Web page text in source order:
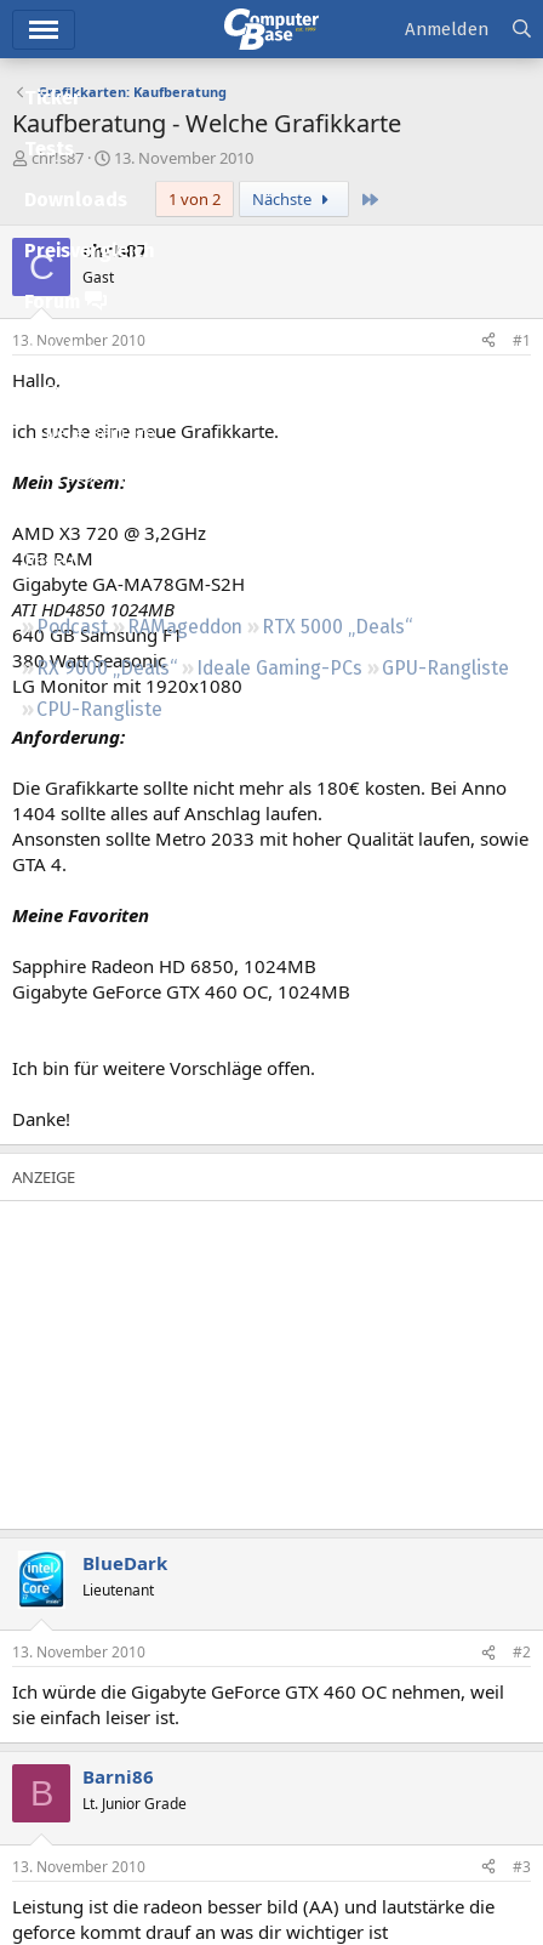
Ticker
Tests
Preisvergleich
Forum
Aktuelles
Empfohlene Inhalte
Neue Beiträge
Neueste Aktivitäten
Regeln
Podcast RAMageddon
RTX 5000 „Deals“
RX 9000 „Deals“
Ideale Gaming-PCs
GPU-Rangliste
CPU-Rangliste
Anmelden
Grafikkarten: Kaufberatung
Kaufberatung - Welche Grafikkarte
E
e
l
e
chr!s87
E
e
l
a
m
13. November 2010
1 von 2
Nächste
C chr!s87
Gast
13. November 2010 #1
Hallo,
ich suche eine neue Grafikkarte.
Mein System:
AMD X3 720 @ 3,2GHz
4GB RAM
Gigabyte GA-MA78GM-S2H
ATI HD4850 1024MB
640 GB Samsung F1
380 Watt Seasonic
LG Monitor mit 1920x1080
Anforderung:
Die Grafikkarte sollte nicht mehr als 180€ kosten. Bei Anno
1404 sollte alles auf Anschlag laufen.
Ansonsten sollte Metro 2033 mit hoher Qualität laufen, sowie
GTA 4.
Meine Favoriten
Sapphire Radeon HD 6850, 1024MB
Gigabyte GeForce GTX 460 OC, 1024MB
Ich bin für weitere Vorschläge offen.
Danke!
BlueDark
Lieutenant
13. November 2010 #2
Ich würde die Gigabyte GeForce GTX 460 OC nehmen, weil
sie einfach leiser ist.
B Barni86
Lt. Junior Grade
13. November 2010 #3
Leistung ist die radeon besser bild (AA) und lautstärke die
geforce kommt drauf an was dir wichtiger ist